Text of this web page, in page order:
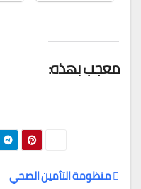
معجب بهذه:
منظومة التأمين الصحي